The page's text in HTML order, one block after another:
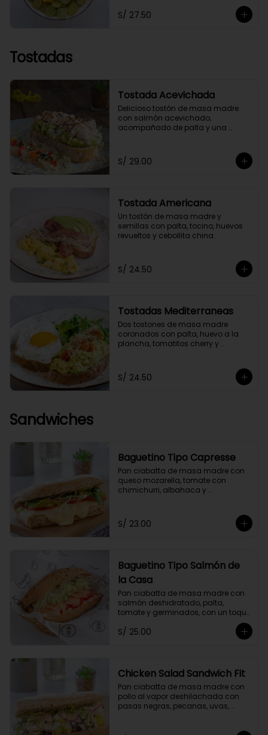
S/ 27.50
Tostadas
Tostada Acevichada
Delicioso tostón de masa madre
con salmón acevichado,
acompañado de palta y una
salsa acevichada a nuestro estilo
saludable.
S/ 29.00
Tostada Americana
Un tostón de masa madre y
semillas con palta, tocino, huevos
revueltos y cebollita china.
S/ 24.50
Tostadas Mediterraneas
Dos tostones de masa madre
coronados con palta, huevo a la
plancha, tomatitos cherry y
S/ 24.50
Sandwiches
Baguetino Tipo Capresse
Pan ciabatta de masa madre con
queso mozarella, tomate con
chimichurri, albahaca y
S/ 23.00
Baguetino Tipo Salmón de
la Casa
Pan ciabatta de masa madre con
salmón deshidratado, palta,
tomate y germinados, con un toque
cebolla china.
S/ 25.00
Chicken Salad Sandwich Fit
Pan ciabatta de masa madre con
pollo al vapor deshilachada con
pasas negras, pecanas, uvas,